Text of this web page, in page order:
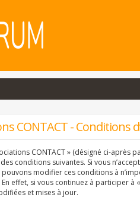
CONTACT - Conditions
CONTACT » (désigné ci-après
conditions suivantes. Si vous
pouvons modifier ces conditions à
effet, si vous continuez à participer
et mises à jour.